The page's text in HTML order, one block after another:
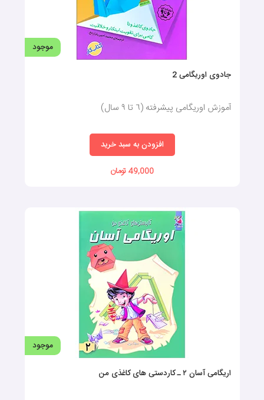
موجود
جادوی اوریگامی 2
آموزش اوریگامی پیشرفته (٦ تا ٩ سال)
افزودن به سبد خرید
49,000 تومان
موجود
اریگامی آسان ۲ ـ کاردستی های کاغذی من